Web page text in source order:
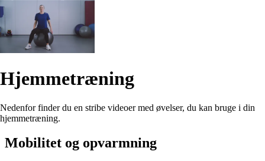
Hjemmetræning
Nedenfor finder du en stribe videoer med øvelser, du kan bruge i din
hjemmetræning.
Mobilitet og opvarmning